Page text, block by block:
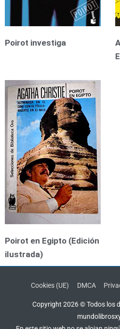
Poirot investiga
Poirot en Egipto (Edición
ilustrada)
Cookies (UE) DMCA
Copyright 2026 © Todos los